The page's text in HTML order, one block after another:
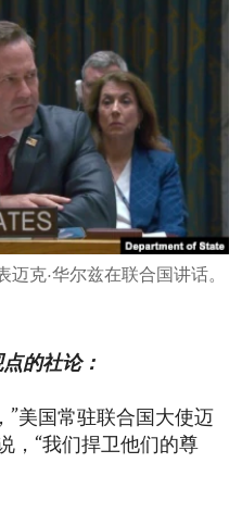
克·华尔兹在联合国讲话。
的社论：
”美国常驻联合国大使迈
，“我们捍卫他们的尊